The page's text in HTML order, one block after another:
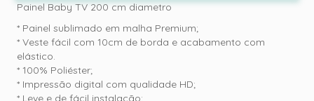
Painel Baby TV 200 cm diametro
* Painel sublimado em malha Premium;
* Veste fácil com 10cm de borda e acabamento com
elástico.
* 100% Poliéster;
* Impressão digital com qualidade HD;
* Leve e de fácil instalação;